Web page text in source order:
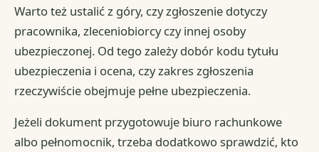
Warto też ustalić z góry, czy zgłoszenie dotyczy
pracownika, zleceniobiorcy czy innej osoby
ubezpieczonej. Od tego zależy dobór kodu tytułu
ubezpieczenia i ocena, czy zakres zgłoszenia
rzeczywiście obejmuje pełne ubezpieczenia.
Jeżeli dokument przygotowuje biuro rachunkowe
albo pełnomocnik, trzeba dodatkowo sprawdzić, kto